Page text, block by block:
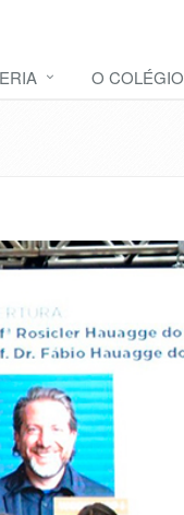
O COLÉGIO